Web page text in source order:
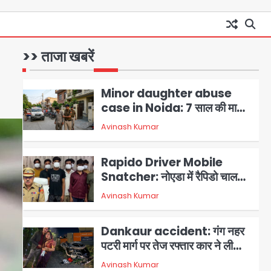
>> ताजा खबरें
रामरत्न गुप्ता की मौत: तीनों बेटियों ने
वीडियो कॉल पर देखा अंतिम संस्कार,
भेजे ₹5100; अस्थियां लेने भी नहीं
Avinash Kumar
2
case in Noida: 7 साल की मासूम
पिता को मां ने रंगेहाथ पकड़ा, पुलिस ने
किया गिरफ्तार
3
Snatcher: नोएडा में रैपिडो चालक
मास्टरमाइंड, जीरा-बॉल बेचने वालों को
बेचता था चोरी के फोन; 8 गिरफ्तार,
98 मोबाइल और 450 पार्ट्स बरामद
4
Dankaur accident: गंग नहर
पटरी मार्ग पर तेज रफ्तार कार ने ली